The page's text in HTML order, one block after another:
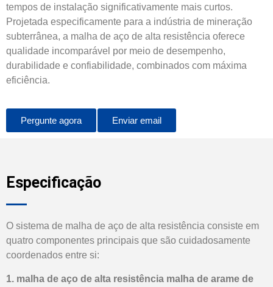
tempos de instalação significativamente mais curtos.
Projetada especificamente para a indústria de mineração
subterrânea, a malha de aço de alta resistência oferece
qualidade incomparável por meio de desempenho,
durabilidade e confiabilidade, combinados com máxima
eficiência.
Pergunte agora Enviar email
Especificação
O sistema de malha de aço de alta resistência consiste em
quatro componentes principais que são cuidadosamente
coordenados entre si:
1. malha de aço de alta resistência malha de arame de